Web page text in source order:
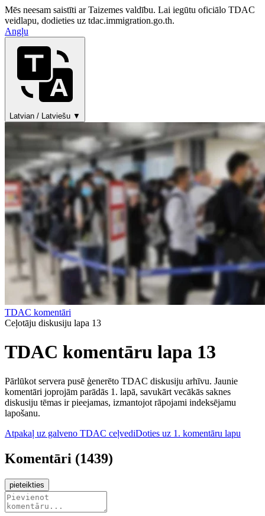
Mēs neesam saistīti ar Taizemes valdību. Lai iegūtu oficiālo TDAC
veidlapu, dodieties uz tdac.immigration.go.th.
Angļu
Latvian / Latviešu ▼
TDAC komentāri
Ceļotāju diskusiju lapa 13
TDAC komentāru lapa 13
Pārlūkot servera pusē ģenerēto TDAC diskusiju arhīvu. Jaunie
komentāri joprojām parādās 1. lapā, savukārt vecākās saknes
diskusiju tēmas ir pieejamas, izmantojot rāpojami indeksējamu
lapošanu.
Atpakaļ uz galveno TDAC ceļvediDoties uz 1. komentāru lapu
Komentāri (1439)
pieteikties